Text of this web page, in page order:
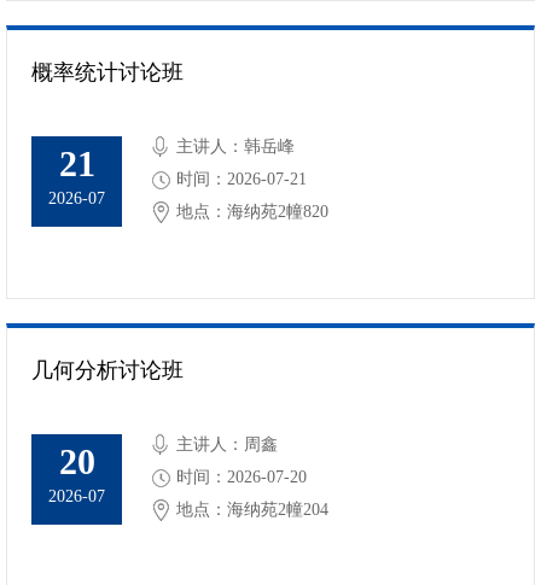
概率统计讨论班
21
2026-07
主讲人：韩岳峰
时间：2026-07-21
地点：海纳苑2幢820
几何分析讨论班
20
2026-07
主讲人：周鑫
时间：2026-07-20
地点：海纳苑2幢204